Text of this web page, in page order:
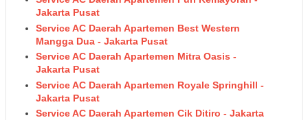
Jakarta Pusat
Service AC Daerah Apartemen Best Western
Mangga Dua - Jakarta Pusat
Service AC Daerah Apartemen Mitra Oasis -
Jakarta Pusat
Service AC Daerah Apartemen Royale Springhill -
Jakarta Pusat
Service AC Daerah Apartemen Cik Ditiro - Jakarta